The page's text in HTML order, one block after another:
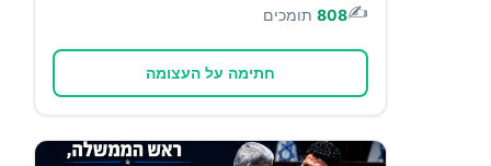
✍️
808 תומכים
חתימה על העצומה